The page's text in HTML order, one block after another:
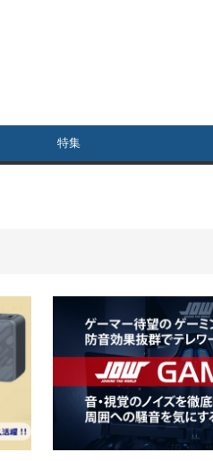
特集